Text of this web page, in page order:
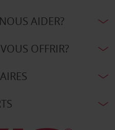
AIDER?
OFFRIR?